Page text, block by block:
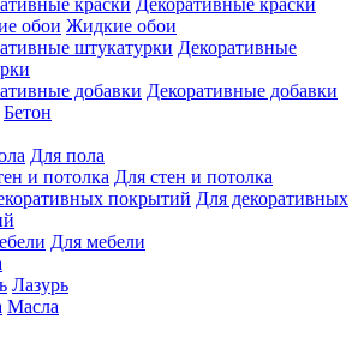
Декоративные краски
Жидкие обои
Декоративные
Декоративные добавки
Бетон
Для пола
Для стен и потолка
Для декоративных
Для мебели
Лазурь
Масла